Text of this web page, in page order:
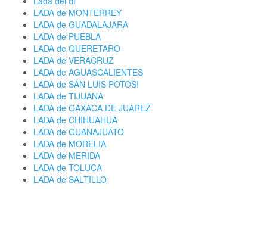
LADA de MONTERREY
LADA de GUADALAJARA
LADA de PUEBLA
LADA de QUERETARO
LADA de VERACRUZ
LADA de AGUASCALIENTES
LADA de SAN LUIS POTOSI
LADA de TIJUANA
LADA de OAXACA DE JUAREZ
LADA de CHIHUAHUA
LADA de GUANAJUATO
LADA de MORELIA
LADA de MERIDA
LADA de TOLUCA
LADA de SALTILLO